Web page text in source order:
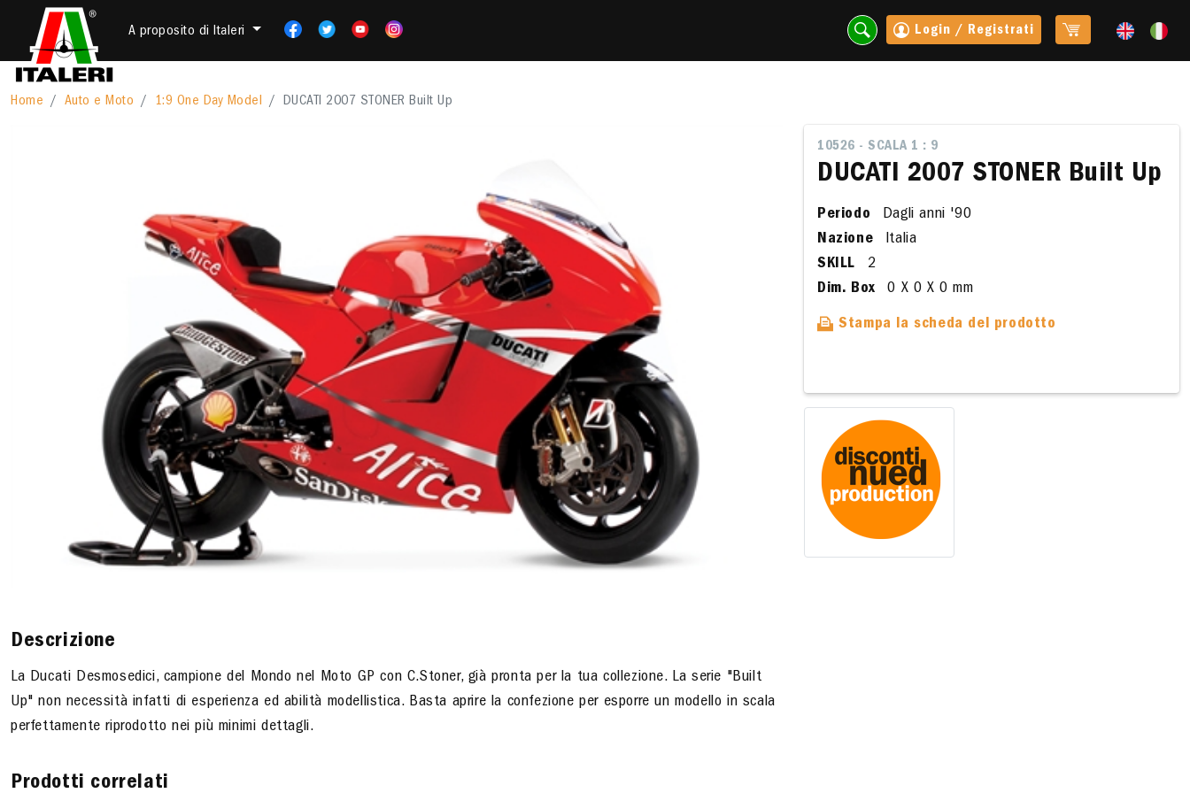
A proposito di Italeri Login / Registrati
Home Auto e Moto 1:9 One Day Model DUCATI 2007 STONER Built Up
10526 - SCALA 1 : 9
DUCATI 2007 STONER Built Up
Periodo
Dagli anni '90
Nazione
Italia
SKILL
2
Dim. Box
0 X 0 X 0 mm
Stampa la scheda del prodotto
Descrizione
La Ducati Desmosedici, campione del Mondo nel Moto GP con C.Stoner, già pronta per la tua collezione. La serie "Built
Up" non necessità infatti di esperienza ed abilità modellistica. Basta aprire la confezione per esporre un modello in scala
perfettamente riprodotto nei più minimi dettagli.
Prodotti correlati